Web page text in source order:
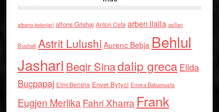
albano kolonjari alfons Grishaj Anton Cefa arben llalla asllan
Bushati Astrit Lulushi Aurenc Bebja Behlul
Jashari Beqir Sinadalip grecaElida
Buçpapaj Elmi Berisha Enver Bytyci Ermira Babamusta
Eugjen MerlikaFahri Xharra Frank